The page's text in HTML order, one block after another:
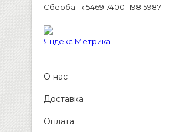
Сбербанк 5469 7400 1198 5987
О нас
Доставка
Оплата